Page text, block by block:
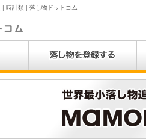
時計類 | 落し物ドットコム